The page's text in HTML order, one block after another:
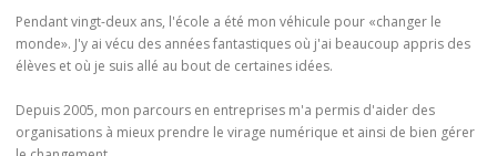
Pendant vingt-deux ans, l'école a été mon véhicule pour «changer le
monde». J'y ai vécu des années fantastiques où j'ai beaucoup appris des
élèves et où je suis allé au bout de certaines idées.
Depuis 2005, mon parcours en entreprises m'a permis d'aider des
organisations à mieux prendre le virage numérique et ainsi de bien gérer